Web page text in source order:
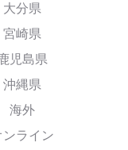
大分県
宮崎県
児島県
沖縄県
海外
ンライン